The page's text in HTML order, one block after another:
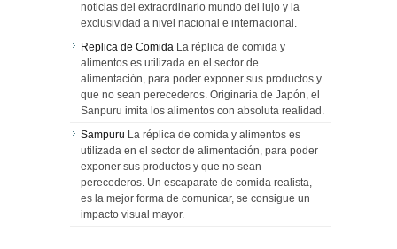
noticias del extraordinario mundo del lujo y la
exclusividad a nivel nacional e internacional.
Replica de Comida La réplica de comida y
alimentos es utilizada en el sector de
alimentación, para poder exponer sus productos y
que no sean perecederos. Originaria de Japón, el
Sanpuru imita los alimentos con absoluta realidad.
Sampuru La réplica de comida y alimentos es
utilizada en el sector de alimentación, para poder
exponer sus productos y que no sean
perecederos. Un escaparate de comida realista,
es la mejor forma de comunicar, se consigue un
impacto visual mayor.